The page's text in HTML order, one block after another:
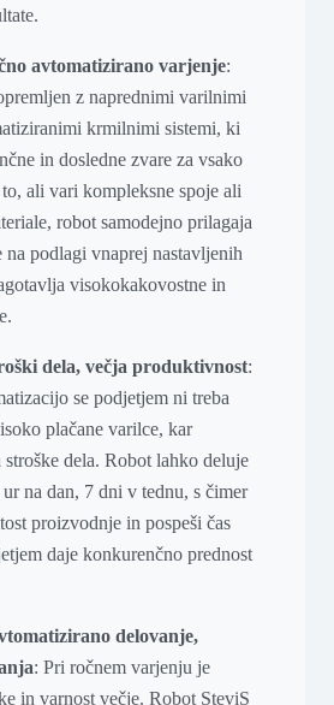
avtomatizirano varjenje:
z naprednimi varilnimi
krmilnimi sistemi, ki
in dosledne zvare za vsako
ali vari kompleksne spoje ali
robot samodejno prilagaja
na podlagi vnaprej nastavljenih
visokokakovostne in
dela, večja produktivnost:
se podjetjem ni treba
plačane varilce, kar
stroške dela. Robot lahko deluje
na dan, 7 dni v tednu, s čimer
proizvodnje in pospeši čas
daje konkurenčno prednost
delovanje,
: Pri ročnem varjenju je
in varnost večje. Robot SteviS